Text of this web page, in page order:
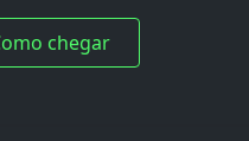
chegar